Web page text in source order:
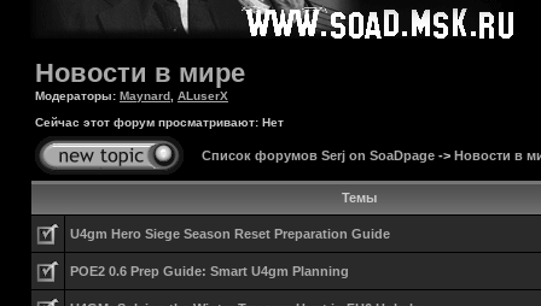
Новости в мире
Модераторы: Maynard ALuserX
Сейчас этот форум просматривают: Нет
Список форумов Serj on SoaDpage -> Новости в
Темы
U4gm Hero Siege Season Reset Preparation Guide
POE2 0.6 Prep Guide: Smart U4gm Planning